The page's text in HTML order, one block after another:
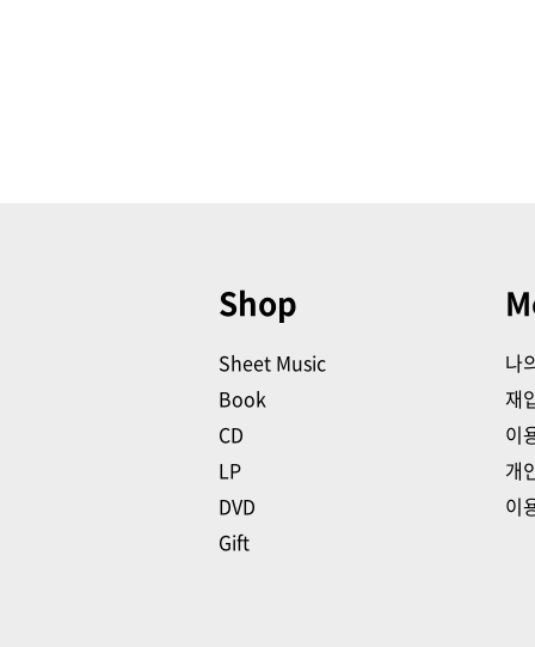
Shop
Sheet Music
Book
CD
LP
DVD
Gift
나
재
이
개
이